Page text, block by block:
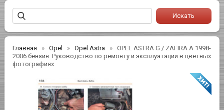
Главная Opel Opel Astra
OPEL ASTRA G / ZAFIRA A 1998-
2006 бензин. Руководство по ремонту и эксплуатации в цветных
фотографиях